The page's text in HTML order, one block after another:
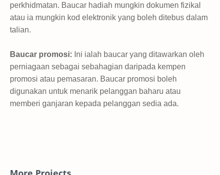
perkhidmatan. Baucar hadiah mungkin dokumen fizikal
atau ia mungkin kod elektronik yang boleh ditebus dalam
talian.
Baucar promosi: Ini ialah baucar yang ditawarkan oleh
perniagaan sebagai sebahagian daripada kempen
promosi atau pemasaran. Baucar promosi boleh
digunakan untuk menarik pelanggan baharu atau
memberi ganjaran kepada pelanggan sedia ada.